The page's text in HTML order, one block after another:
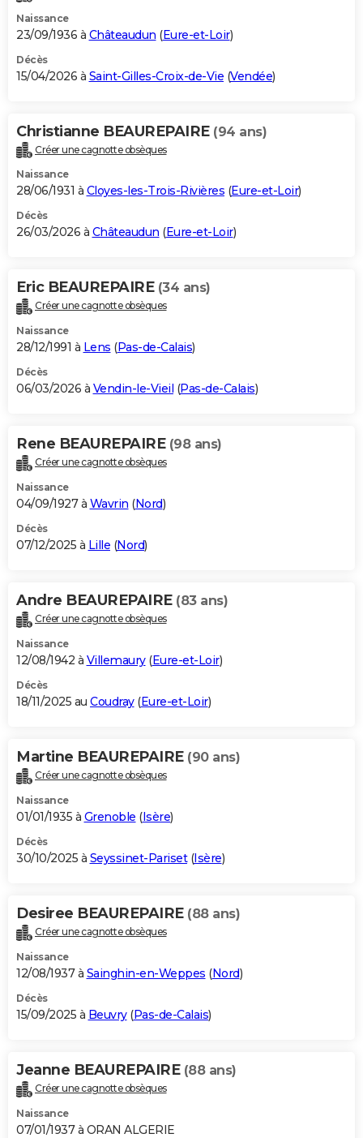
Naissance
23/09/1936 à Châteaudun (Eure-et-Loir)
Décès
15/04/2026 à Saint-Gilles-Croix-de-Vie (Vendée)
Christianne BEAUREPAIRE (94 ans)
Créer une cagnotte obsèques
Naissance
28/06/1931 à Cloyes-les-Trois-Rivières (Eure-et-Loir)
Décès
26/03/2026 à Châteaudun (Eure-et-Loir)
Eric BEAUREPAIRE (34 ans)
Créer une cagnotte obsèques
Naissance
28/12/1991 à Lens (Pas-de-Calais)
Décès
06/03/2026 à Vendin-le-Vieil (Pas-de-Calais)
Rene BEAUREPAIRE (98 ans)
Créer une cagnotte obsèques
Naissance
04/09/1927 à Wavrin (Nord)
Décès
07/12/2025 à Lille (Nord)
Andre BEAUREPAIRE (83 ans)
Créer une cagnotte obsèques
Naissance
12/08/1942 à Villemaury(Eure-et-Loir)
Décès
18/11/2025 au Coudray(Eure-et-Loir)
Martine BEAUREPAIRE (90 ans)
Créer une cagnotte obsèques
Naissance
01/01/1935 à Grenoble (Isère)
Décès
30/10/2025 à Seyssinet-Pariset(Isère)
Desiree BEAUREPAIRE (88 ans)
Créer une cagnotte obsèques
Naissance
12/08/1937 à Sainghin-en-Weppes (Nord)
Décès
15/09/2025 à Beuvry(Pas-de-Calais)
Jeanne BEAUREPAIRE (88 ans)
Créer une cagnotte obsèques
Naissance
07/01/1937 à ORAN ALGERIE